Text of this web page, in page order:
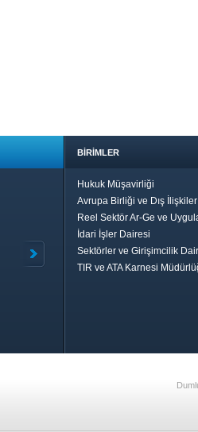
BİRİMLER
Hukuk Müşavirliği
Avrupa Birliği ve Dış
Reel Sektör Ar-Ge ve
İdari İşler Dairesi
Sektörler ve Girişimcilik
TIR ve ATA Karnesi